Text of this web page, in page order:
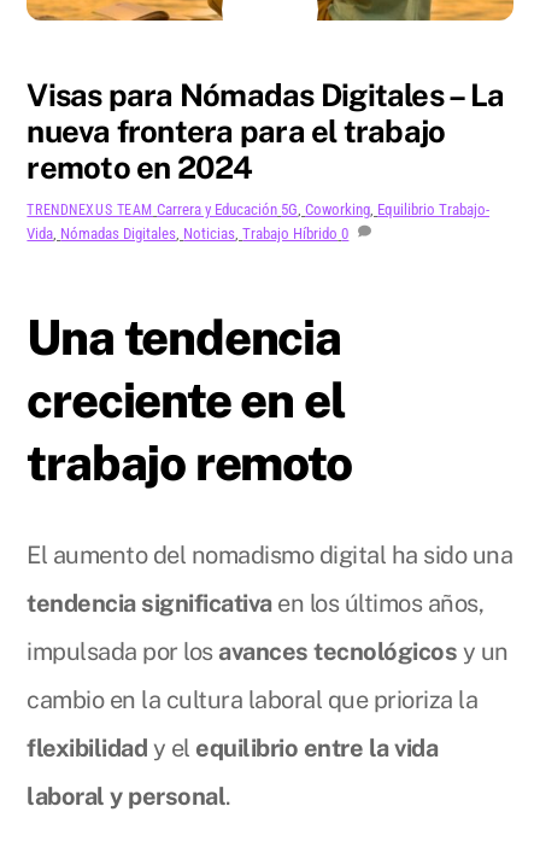
Visas para Nómadas Digitales – La
nueva frontera para el trabajo
remoto en 2024
TRENDNEXUS TEAM Carrera y Educación 5G,Coworking, Equilibrio Trabajo-
Vida, Nómadas Digitales, Noticias,Trabajo Híbrido 0
Una tendencia
creciente en el
trabajo remoto
El aumento del nomadismo digital ha sido una
tendencia significativaen los últimos años,
impulsada por los avances tecnológicos y un
cambio en la cultura laboral que prioriza la
flexibilidad y el equilibrio entre la vida
laboral y personal.